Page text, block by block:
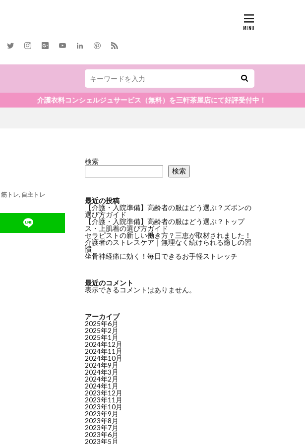
介護衣料コンシェルジュサービス（無料）を三軒茶屋店にて好評受付中！
筋トレ, 自主トレ
検索
検索
最近の投稿
【介護・入院準備】高齢者の服はどう選ぶ？ズボンの
選び方ガイド
【介護・入院準備】高齢者の服はどう選ぶ？トップ
ス・上肌着の選び方ガイド
セラピストの新しい働き方？三恵が取材されました！
介護者のストレスケア｜無理なく続けられる癒しの習
慣
坐骨神経痛に効く！毎日できるお手軽ストレッチ
最近のコメント
表示できるコメントはありません。
アーカイブ
2025年6月
2025年2月
2025年1月
2024年12月
2024年11月
2024年10月
2024年9月
2024年3月
2024年2月
2024年1月
2023年12月
2023年11月
2023年10月
2023年9月
2023年8月
2023年7月
2023年6月
2023年5月